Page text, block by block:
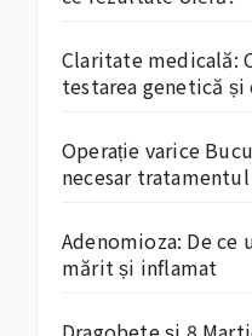
Claritate medicală:
testarea genetică și
Operație varice
necesar
Adenomioza: De
mărit și inflamat